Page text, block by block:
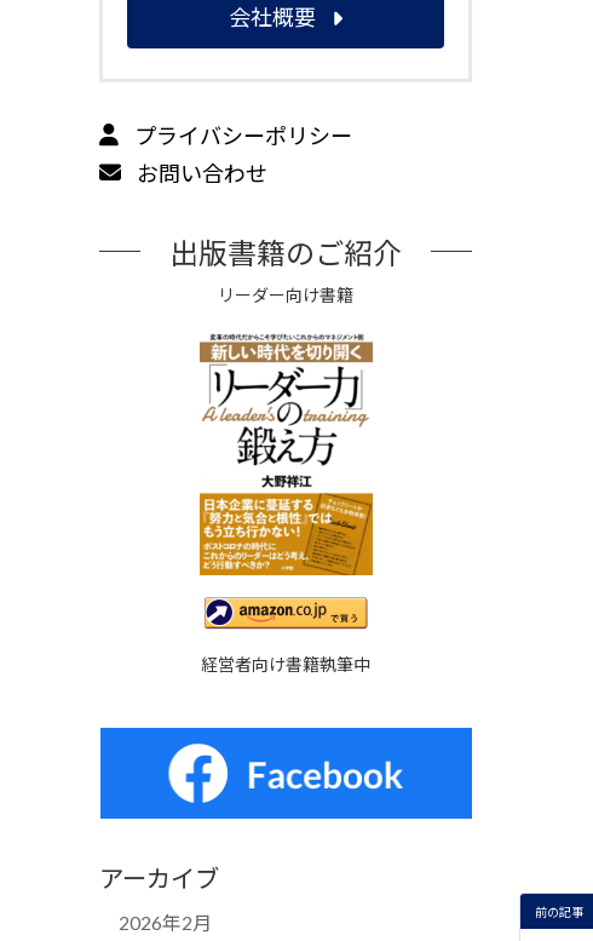
前の記事
会社概要
プライバシーポリシー
お問い合わせ
出版書籍のご紹介
リーダー向け書籍
経営者向け書籍執筆中
アーカイブ
2026年2月